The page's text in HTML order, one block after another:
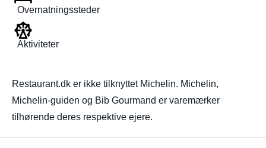
Overnatningssteder
Aktiviteter
Restaurant.dk er ikke tilknyttet Michelin. Michelin,
Michelin-guiden og Bib Gourmand er varemærker
tilhørende deres respektive ejere.